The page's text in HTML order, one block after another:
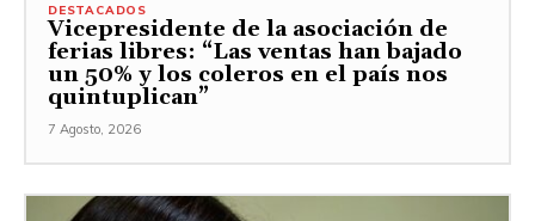
DESTACADOS
Vicepresidente de la asociación de
ferias libres: “Las ventas han bajado
un 50% y los coleros en el país nos
quintuplican”
7 Agosto, 2026